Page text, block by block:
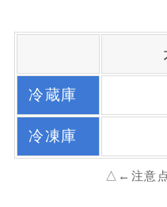
ガ
冷蔵庫
冷凍庫
△←注意点